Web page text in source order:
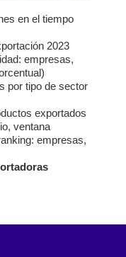
en el tiempo
2023
empresas,
por tipo de sector
exportados
ventana
empresas,